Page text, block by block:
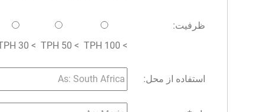
ظرفیت:
> 100 TPH
> 50 TPH
> 30 TPH
استفاده از محل: